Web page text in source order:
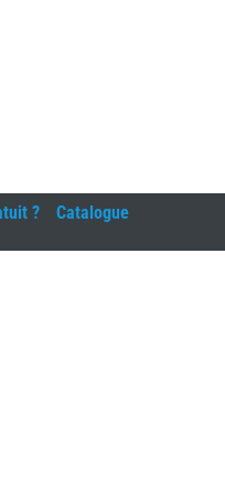
? Catalogue